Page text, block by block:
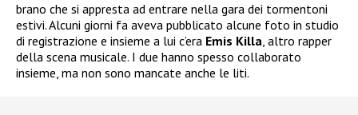
brano che si appresta ad entrare nella gara dei tormentoni
estivi. Alcuni giorni fa aveva pubblicato alcune foto in studio
di registrazione e insieme a lui c’era Emis Killa, altro rapper
della scena musicale. I due hanno spesso collaborato
insieme, ma non sono mancate anche le liti.